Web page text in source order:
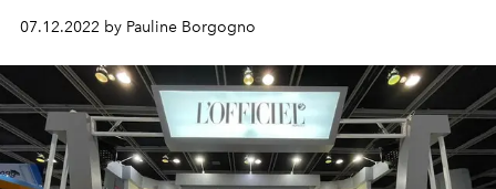
07.12.2022 by Pauline Borgogno